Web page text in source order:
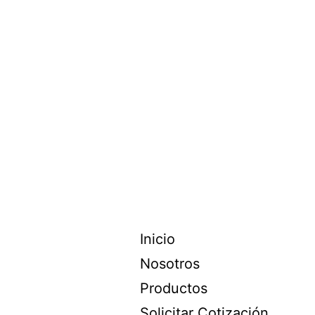
Inicio
Nosotros
Productos